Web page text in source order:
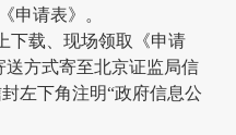
申请表》。
下载、现场领取《申请
方式寄至北京证监局信
左下角注明“政府信息公